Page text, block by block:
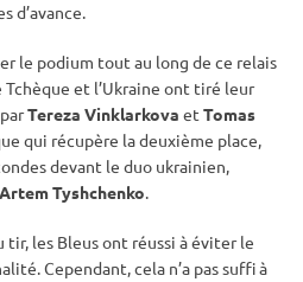
d’avance.
le podium tout au long de ce relais
et l’Ukraine ont tiré leur
Tereza Vinklarkova et Tomas
qui récupère la deuxième place,
devant le duo ukrainien,
Artem Tyshchenko.
tir, les Bleus ont réussi à éviter le
. Cependant, cela n’a pas suffi à